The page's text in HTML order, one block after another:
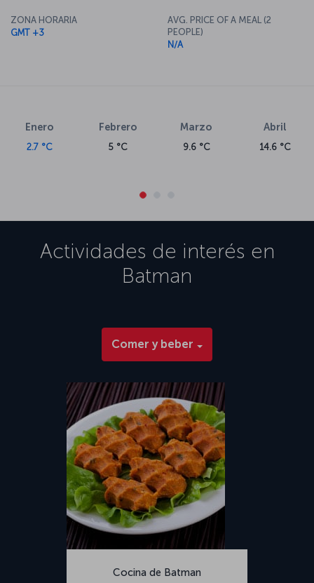
ZONA HORARIA
GMT +3
AVG. PRICE OF A MEAL (2
PEOPLE)
N/A
Enero
2.7 °C
Febrero
5 °C
Marzo
9.6 °C
Abril
14.6 °C
Actividades de interés en
Batman
Comer y beber
Cocina de Batman